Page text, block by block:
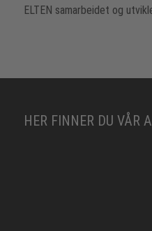
ELTEN samarbeidet og
HER FINNER DU VÅR